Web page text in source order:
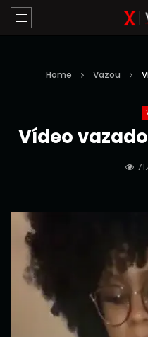
Home Vazou
Vídeo